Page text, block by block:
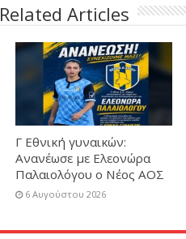
Related Articles
Γ Εθνική γυναικών:
Ανανέωσε με Ελεονώρα
Παλαιολόγου ο Νέος ΑΟΣ
6 Αυγούστου 2026